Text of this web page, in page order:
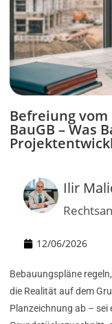
Befreiung vom
BauGB – Was
Ilir
12/06/2026
Bebauungspläne
die Realität auf dem
Planzeichnung ab – sei